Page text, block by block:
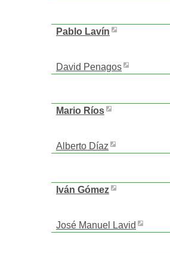
Pablo Lavín
David Penagos
Mario Ríos
Alberto Díaz
Iván Gómez
José Manuel Lavid